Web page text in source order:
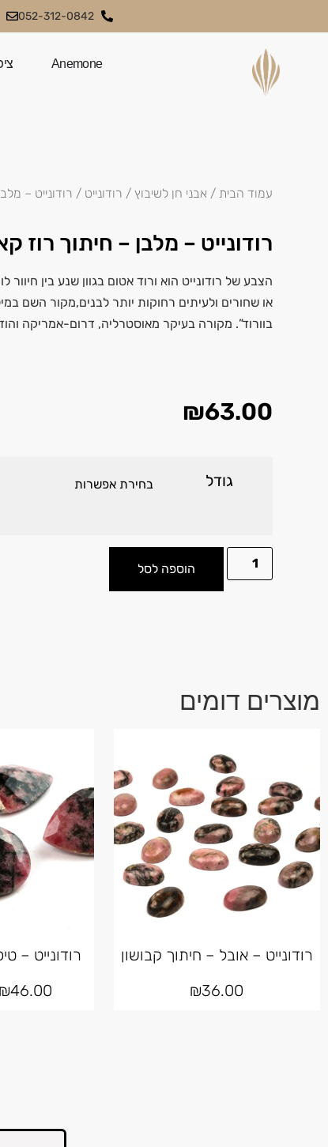
052-312-0842
Anemone
עמוד הבית / אבני חן לשיבוץ / רודונייט / רודונייט –
רודונייט – מלבן – חיתוך רוז
הצבע של רודונייט הוא ורוד אטום בגוון שנע בין חיוור
או שחורים ולעיתים רחוקות יותר לבנים,מקור השם
בוורוד”. מקורה בעיקר מאוסטרליה, דרום-אמריקה
₪63.00
גודל
הוספה לסל
מוצרים דומים
רודונייט – אובל – חיתוך קבושון
₪36.00
רודונייט –
₪46.00